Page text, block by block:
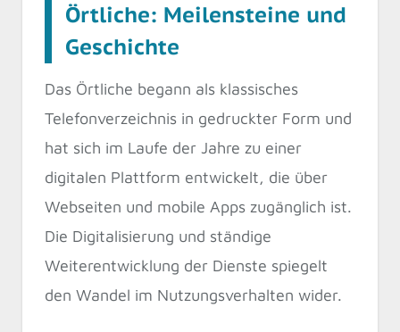
Örtliche: Meilensteine und
Geschichte
Das Örtliche begann als klassisches
Telefonverzeichnis in gedruckter Form und
hat sich im Laufe der Jahre zu einer
digitalen Plattform entwickelt, die über
Webseiten und mobile Apps zugänglich ist.
Die Digitalisierung und ständige
Weiterentwicklung der Dienste spiegelt
den Wandel im Nutzungsverhalten wider.